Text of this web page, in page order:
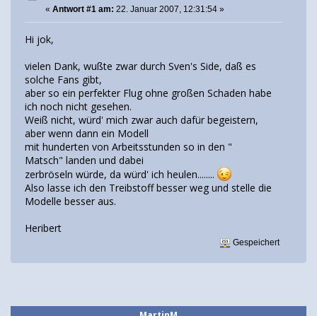
« Antwort #1 am: 22. Januar 2007, 12:31:54 »
Hi jok,
vielen Dank, wußte zwar durch Sven's Side, daß es
solche Fans gibt,
aber so ein perfekter Flug ohne großen Schaden habe
ich noch nicht gesehen.
Weiß nicht, würd' mich zwar auch dafür begeistern,
aber wenn dann ein Modell
mit hunderten von Arbeitsstunden so in den "
Matsch" landen und dabei
zerbröseln würde, da würd' ich heulen........
Also lasse ich den Treibstoff besser weg und stelle die
Modelle besser aus.
Heribert
Gespeichert